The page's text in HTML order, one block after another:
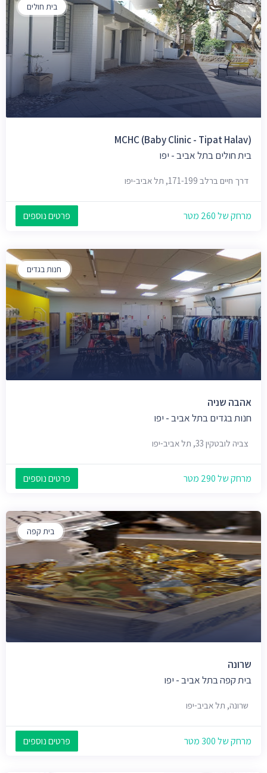
בית חולים
MCHC (baby Clinic - Tipat Halav)
בית חולים בתל אביב - יפו
דרך חיים ברלב 171-199, תל אביב-יפו
מרחק של 260 מטר פרטים נוספים
חנות בגדים
אהבה שניה
חנות בגדים בתל אביב - יפו
צביה לובטקין 33, תל אביב-יפו
מרחק של 290 מטר פרטים נוספים
בית קפה
שרונה
בית קפה בתל אביב - יפו
שרונה, תל אביב-יפו
מרחק של 300 מטר פרטים נוספים